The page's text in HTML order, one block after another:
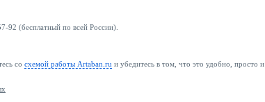
92 (бесплатный по всей России).
со схемой работы Artaban.ru и убедитесь в том, что это удобно, просто и